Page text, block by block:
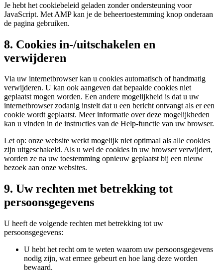
Je hebt het cookiebeleid geladen zonder ondersteuning voor
JavaScript. Met AMP kan je de beheertoestemming knop onderaan
de pagina gebruiken.
8. Cookies in-/uitschakelen en
verwijderen
Via uw internetbrowser kan u cookies automatisch of handmatig
verwijderen. U kan ook aangeven dat bepaalde cookies niet
geplaatst mogen worden. Een andere mogelijkheid is dat u uw
internetbrowser zodanig instelt dat u een bericht ontvangt als er een
cookie wordt geplaatst. Meer informatie over deze mogelijkheden
kan u vinden in de instructies van de Help-functie van uw browser.
Let op: onze website werkt mogelijk niet optimaal als alle cookies
zijn uitgeschakeld. Als u wel de cookies in uw browser verwijdert,
worden ze na uw toestemming opnieuw geplaatst bij een nieuw
bezoek aan onze websites.
9. Uw rechten met betrekking tot
persoonsgegevens
U heeft de volgende rechten met betrekking tot uw
persoonsgegevens:
U hebt het recht om te weten waarom uw persoonsgegevens
nodig zijn, wat ermee gebeurt en hoe lang deze worden
bewaard.